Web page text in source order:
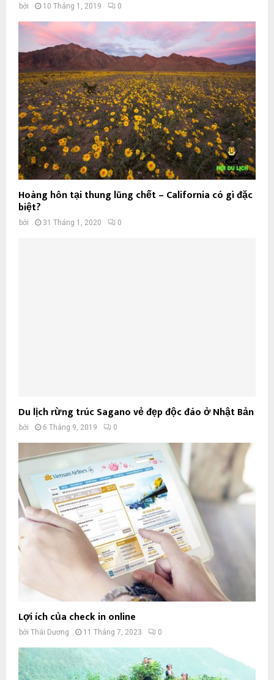
bởi 10 Tháng 1, 2019 0
Hoàng hôn tại thung lũng chết – California có gì đặc
biệt?
bởi 31 Tháng 1, 2020 0
Du lịch rừng trúc Sagano vẻ đẹp độc đáo ở Nhật Bản
bởi 6 Tháng 9, 2019 0
Lợi ích của check in online
bởi Thái Dương 11 Tháng 7, 2023 0